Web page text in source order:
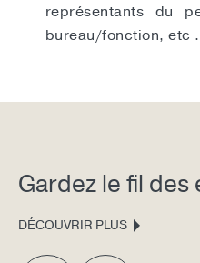
représentants du
bureau/fonction, etc
Gardez le fil des
DÉCOUVRIR PLUS